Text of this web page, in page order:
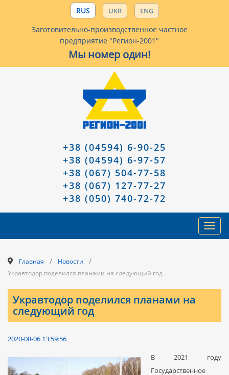
RUS UKR ENG
Заготовительно-производственное частное
предприятие "Регион-2001"
Мы номер один!
+38 (04594) 6-90-25
+38 (04594) 6-97-57
+38 (067) 504-77-58
+38 (067) 127-77-27
+38 (050) 740-72-72
Главная / Новости /
Укравтодор поделился планами на следующий год
Укравтодор поделился планами на
следующий год
2020-08-06 13:59:56
В 2021 году
Государственное